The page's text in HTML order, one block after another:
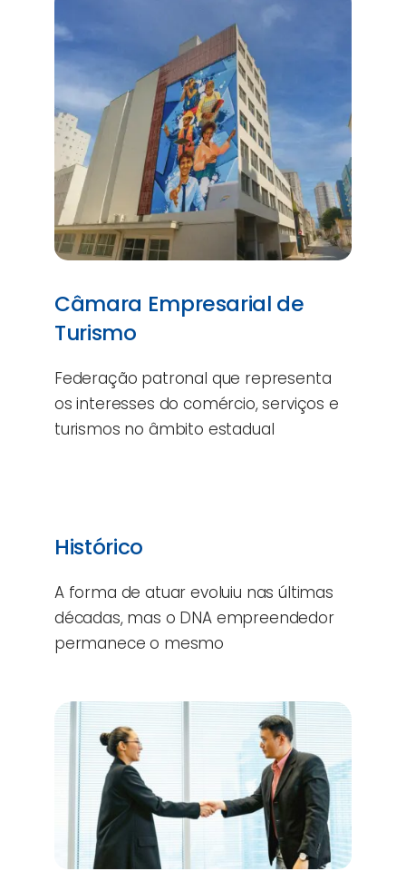
Câmara Empresarial de
Turismo
Federação patronal que representa
os interesses do comércio, serviços e
turismos no âmbito estadual
Histórico
A forma de atuar evoluiu nas últimas
décadas, mas o DNA empreendedor
permanece o mesmo